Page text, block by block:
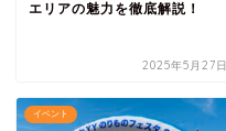
エリアの魅力を徹底解説！
2025年5月27日
イベント